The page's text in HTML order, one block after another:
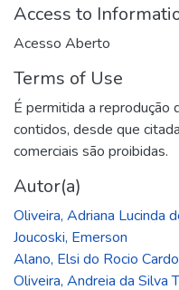
Access to
Acesso Aberto
Terms of Use
É permitida a
contidos, desde que
comerciais são proibidas.
Autor(a)
Oliveira, Adriana Lucinda
Joucoski, Emerson
Alano, Elsi do Rocio
Oliveira, Andreia da Silva